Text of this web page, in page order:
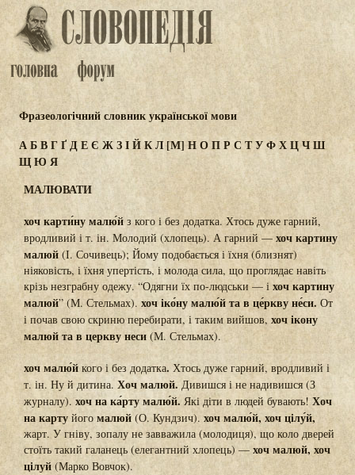
Фразеологічний словник української мови
АБВГҐДЕЄ ЖЗІЙКЛ[М] НОПР С ТУФХЦЧШ
ЩЮ Я
МАЛЮВАТИ
хоч карти́ну малю́й з кого і без додатка. Хтось дуже гарний,
вродливий і т. ін. Молодий (хлопець). А гарний —хоч картину
малюй (І. Сочивець); Йому подобається і їхня (близнят)
ніяковість, і їхня упертість, і молода сила, що проглядає навіть
крізь незграбну одежу. “Одягни їх по-людськи — і хоч картину
малюй” (М. Стельмах). хоч іко́ну малю́й та в це́ркву не́си. От
і почав свою скриню перебирати, і таким вийшов, хоч ікону
малюй та в церкву неси (М. Стельмах).
хоч малю́й кого і без додатка. Хтось дуже гарний, вродливий і
т. ін. Ну й дитина. Хоч малюй. Дивишся і не надивишся (З
журналу).хоч на ка́рту малю́й. Які діти в людей бувають!Хоч
на карту йогомалюй(О. Кундзич).хоч малю́й, хоч цілу́й,
жарт. У гніву, зопалу не завважила (молодиця), що коло дверей
стоїть такий галанець (елегантний хлопець) — хоч малюй, хоч
цілуй (Марко Вовчок).